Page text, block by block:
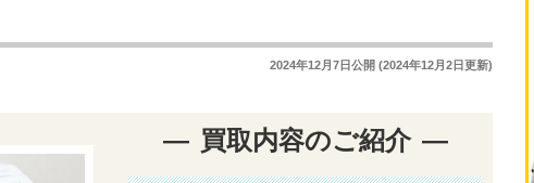
2024年12月7日公開 (2024年12月2日更新)
買取内容のご紹介